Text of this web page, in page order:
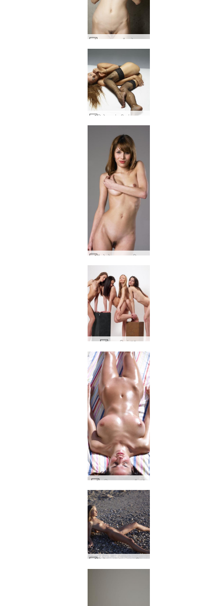
ताशा त्वचा और ठोस #10
मिलेना जंगली सुंदरता #57
कैरो ने कब्जा कर लिया #46
चार परियां #9
म्यूरियल जल रहा है #2
मिलेना समुद्र तट जीवन #33